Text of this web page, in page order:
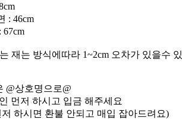
: 46cm
67cm
재는 방식에따라 1~2cm 오차가 있을수
@상호명으로@
먼저 하시고 입금 해주세요
하시면 환불 안되고 매입 잡아드려요)